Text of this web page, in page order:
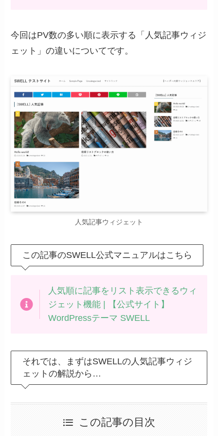
今回はPV数の多い順に表示する「人気記事ウィジ
ェット」の違いについてです。
人気記事ウィジェット
この記事のSWELL公式マニュアルはこちら
人気順に記事をリスト表示できるウィ
ジェット機能 | 【公式サイト】
WordPressテーマ SWELL
それでは、まずはSWELLの人気記事ウィジ
ェットの解説から…
この記事の目次